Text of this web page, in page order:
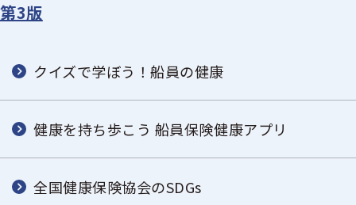
第3版
クイズで学ぼう！船員の健康
健康を持ち歩こう 船員保険健康アプリ
全国健康保険協会のSDGs